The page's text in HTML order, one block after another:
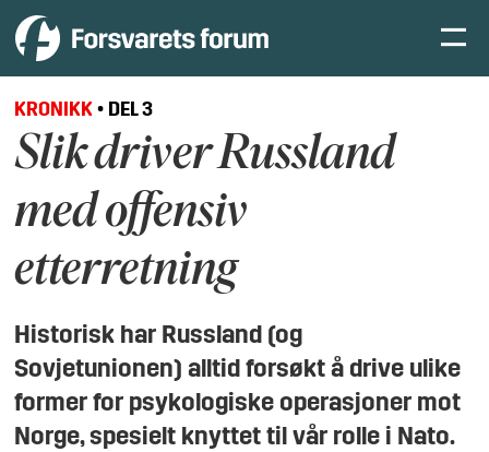
KRONIKK• DEL 3
Slik driver Russland
med offensiv
etterretning
Historisk har Russland (og
Sovjetunionen) alltid forsøkt å drive ulike
former for psykologiske operasjoner mot
Norge, spesielt knyttet til vår rolle i Nato.